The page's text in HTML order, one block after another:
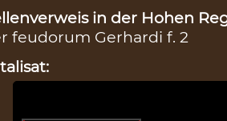
in der Hohen
feudorum Gerhardi f. 2